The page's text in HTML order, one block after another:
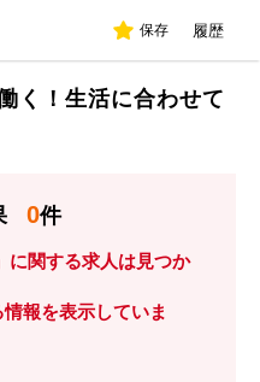
保存 履歴
く！生活に合わせて
0件
に関する求人は見つか
情報を表示していま